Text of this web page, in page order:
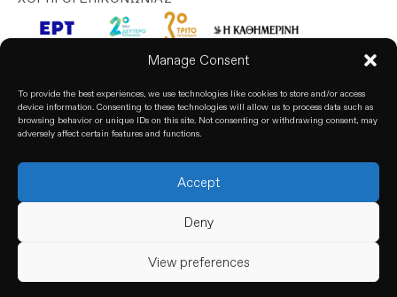
Manage Consent
To provide the best experiences, we use technologies like cookies to store and/or access
device information. Consenting to these technologies will allow us to process data such as
browsing behavior or unique IDs on this site. Not consenting or withdrawing consent, may
adversely affect certain features and functions.
Accept
Deny
View preferences
© 2024. All rights reserved. based on our